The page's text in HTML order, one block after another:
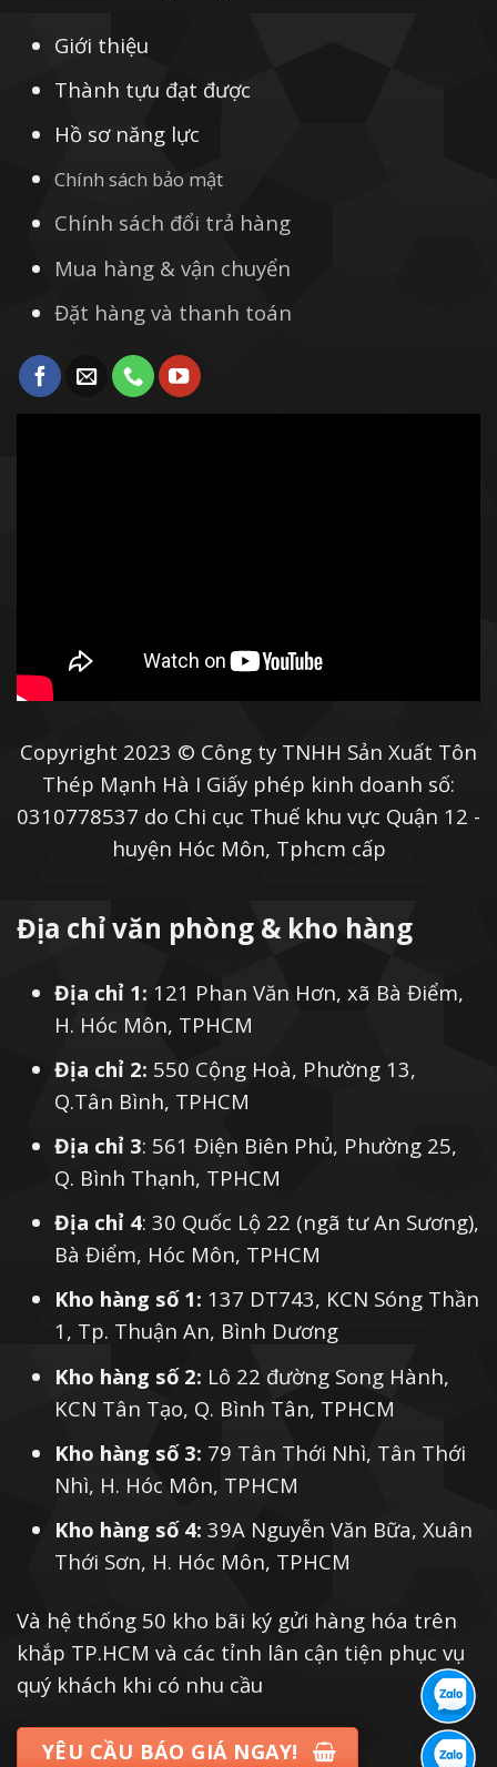
Giới thiệu
Thành tựu đạt được
Hồ sơ năng lực
Chính sách bảo mật
Chính sách đổi trả hàng
Mua hàng & vận chuyển
Đặt hàng và thanh toán
Copyright 2023 © Công ty TNHH Sản Xuất Tôn
Thép Mạnh Hà I Giấy phép kinh doanh số:
0310778537 do Chi cục Thuế khu vực Quận 12 -
huyện Hóc Môn, Tphcm cấp
Địa chỉ văn phòng & kho hàng
Địa chỉ 1: 121 Phan Văn Hơn, xã Bà Điểm,
H. Hóc Môn, TPHCM
Địa chỉ 2: 550 Cộng Hoà, Phường 13,
Q.Tân Bình, TPHCM
Địa chỉ 3: 561 Điện Biên Phủ, Phường 25,
Q. Bình Thạnh, TPHCM
Địa chỉ 4: 30 Quốc Lộ 22 (ngã tư An Sương),
Bà Điểm, Hóc Môn, TPHCM
Kho hàng số 1: 137 DT743, KCN Sóng Thần
1, Tp. Thuận An, Bình Dương
Kho hàng số 2: Lô 22 đường Song Hành,
KCN Tân Tạo, Q. Bình Tân, TPHCM
Kho hàng số 3: 79 Tân Thới Nhì, Tân Thới
Nhì, H. Hóc Môn, TPHCM
Kho hàng số 4: 39A Nguyễn Văn Bữa, Xuân
Thới Sơn, H. Hóc Môn, TPHCM
Và hệ thống 50 kho bãi ký gửi hàng hóa trên
khắp TP.HCM và các tỉnh lân cận tiện phục vụ
quý khách khi có nhu cầu
YÊU CẦU BÁO GIÁ NGAY!